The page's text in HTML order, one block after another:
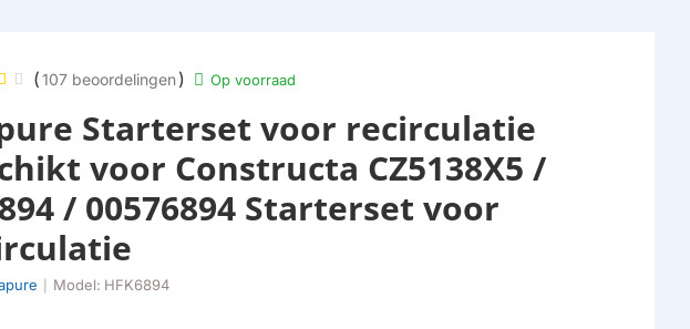
Starterset voor recirculatie
voor Constructa CZ5138X5 /
/ 00576894 Starterset voor
Model: HFK6894
(107 beoordelingen) Op voorraad